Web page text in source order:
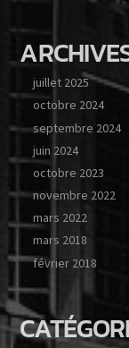
juillet 2025
octobre 2024
septembre 2024
juin 2024
octobre 2023
novembre 2022
mars 2022
mars 2018
février 2018